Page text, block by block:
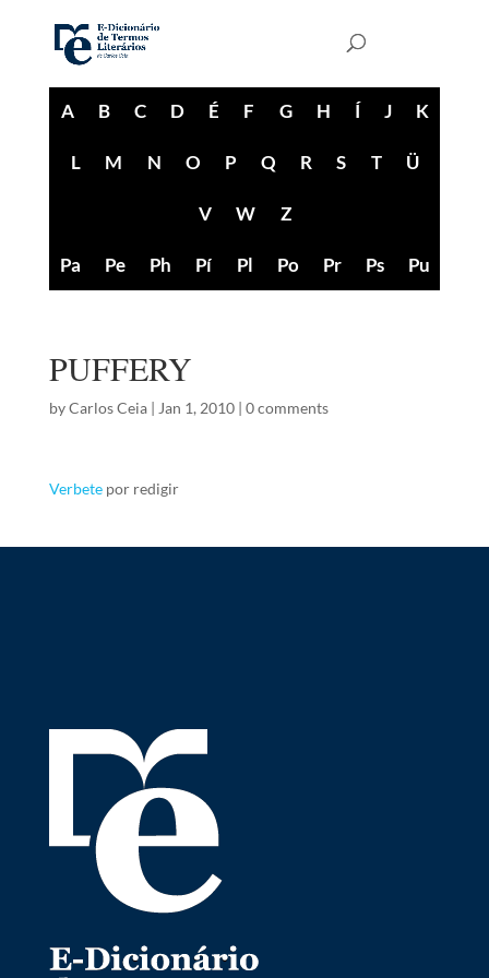
A B C D É F G H Í J K
L M N O P Q R S T Ü
V W Z
Pa Pe Ph Pí Pl Po Pr Ps Pu
PUFFERY
byCarlos Ceia| Jan 1, 2010| 0 comments
Verbetepor redigir